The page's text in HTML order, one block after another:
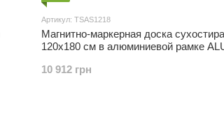
Артикул: TSAS1218
Магнитно-маркерная доска
120x180 см в алюминиевой рамке
10 912 грн